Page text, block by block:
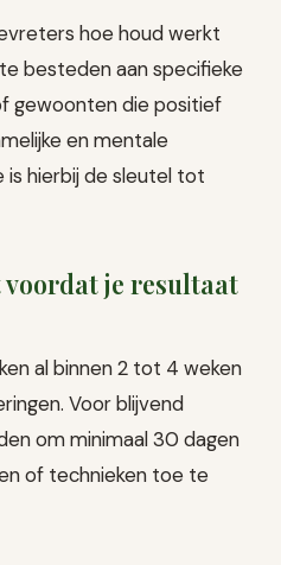
hoe houd werkt
besteden aan specifieke
gewoonten die positief
en mentale
is hierbij de sleutel tot
je resultaat
al binnen 2 tot 4 weken
Voor blijvend
om minimaal 30 dagen
of technieken toe te